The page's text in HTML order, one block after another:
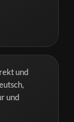
und
und